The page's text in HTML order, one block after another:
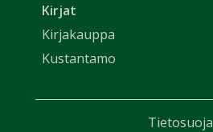
Kirjat
Kirjakauppa
Kustantamo
Tietosuoja